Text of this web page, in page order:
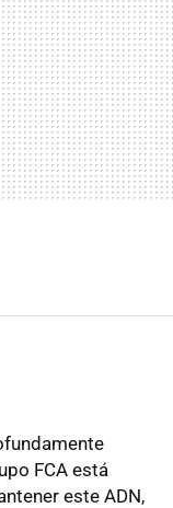
FCA está
este ADN,